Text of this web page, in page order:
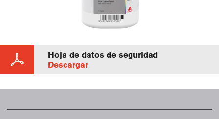
Hoja de datos de seguridad
Descargar